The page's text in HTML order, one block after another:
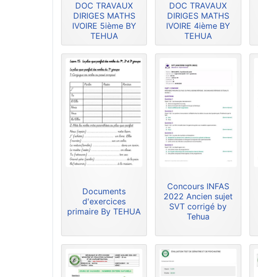
DOC TRAVAUX
DIRIGES MATHS
IVOIRE 5ième BY
TEHUA
DOC TRAVAUX
DIRIGES MATHS
IVOIRE 4ième BY
TEHUA
Documents
d'exercices
primaire By TEHUA
Concours INFAS
2022 Ancien sujet
SVT corrigé by
Tehua